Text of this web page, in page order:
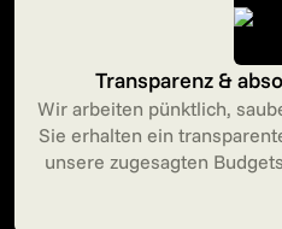
Transparenz &
Wir arbeiten pünktlich,
Sie erhalten ein
unsere zugesagten